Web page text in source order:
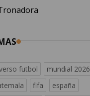
futbol mundial 2026
fifa
españa